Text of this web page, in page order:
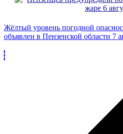
Жёлтый уровень погодной
объявлен в Пензенской области 7